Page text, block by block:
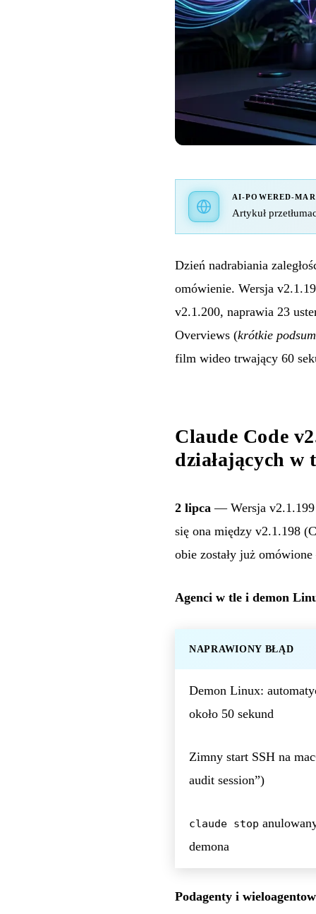
AI-POWERED-
Artykuł
Dzień nadrabiania
omówienie. Wersja
v2.1.200, naprawia 23
Overviews (krótkie
film wideo trwający 60
Claude Code
działających w
2 lipca — Wersja v2.1.199
się ona między v2.1.198
obie zostały już
Agenci w tle i demon
NAPRAWIONY BŁĄD
Demon Linux:
około 50 sekund
Zimny start SSH na
audit session”)
claude stop
demona
Podagenty i